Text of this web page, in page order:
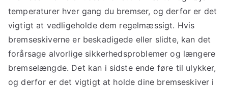
temperaturer hver gang du bremser, og derfor er det
vigtigt at vedligeholde dem regelmæssigt. Hvis
bremseskiverne er beskadigede eller slidte, kan det
forårsage alvorlige sikkerhedsproblemer og længere
bremselængde. Det kan i sidste ende føre til ulykker,
og derfor er det vigtigt at holde dine bremseskiver i